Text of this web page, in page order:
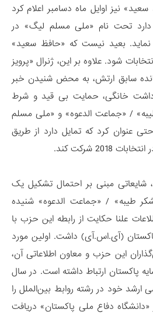
نیز اوایل ماه دسامبر اعلام کرد
تحت نام «ملی مسلم لیگ» در
2018 شرکت نماید. بعید نیست که «حافظ سعید»
شود. علاوه بر این، ژنرال «پرویز
سابق ارتش، به محض شنیدن خبر
خانگی، حمایت بی قید و شرط
/ «جماعت الدعوه» و «ملی مسلم
عنوان کرد که تمایل دارد از طریق
شرکت کند.
گذشته، شایعاتی مبنی بر احتمال تشکیل یک
طیبه» / «جماعت الدعوه» شنیده
علنا حکایت از رابطه این حزب با
(آی.اس.آی) داشت. اولین مورد
این حزب و معاون اطلاعاتی آن،
پاکستان ارتباط داشته است. در سال
ارشد خود در رشته روابط بین‌الملل را
دفاع ملی پاکستان» دریافت